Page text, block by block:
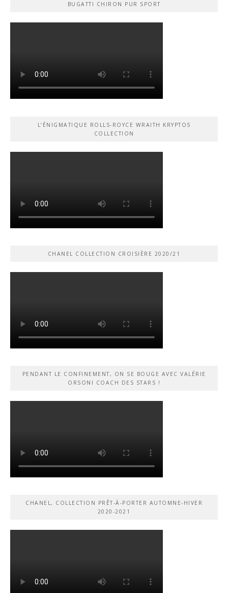
BUGATTI CHIRON PUR SPORT
L’ÉNIGMATIQUE ROLLS-ROYCE WRAITH KRYPTOS
COLLECTION
CHANEL COLLECTION CROISIÈRE 2020/21
PENDANT LE CONFINEMENT, ON SE BOUGE AVEC VALÉRIE
ORSONI COACH DES STARS !
CHANEL, COLLECTION PRÊT-À-PORTER AUTOMNE-HIVER
2020-2021